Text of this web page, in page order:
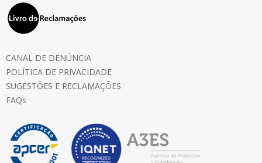
CANAL DE DENÚNCIA
POLÍTICA DE PRIVACIDADE
SUGESTÕES E RECLAMAÇÕES
FAQs